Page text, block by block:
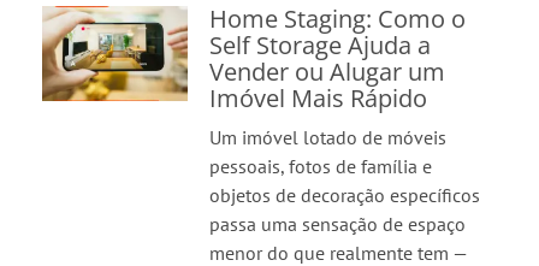
Home Staging: Como o
Self Storage Ajuda a
Vender ou Alugar um
Imóvel Mais Rápido
Um imóvel lotado de móveis
pessoais, fotos de família e
objetos de decoração específicos
passa uma sensação de espaço
menor do que realmente tem —